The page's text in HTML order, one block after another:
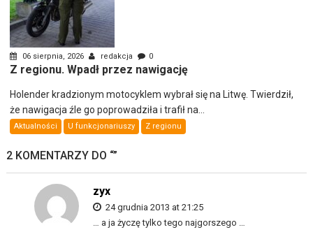
06 sierpnia, 2026 redakcja 0
Z regionu. Wpadł przez nawigację
Holender kradzionym motocyklem wybrał się na Litwę. Twierdził,
że nawigacja źle go poprowadziła i trafił na...
Aktualności U funkcjonariuszy Z regionu
2 KOMENTARZY DO “”
zyx
24 grudnia 2013 at 21:25
… a ja życzę tylko tego najgorszego …